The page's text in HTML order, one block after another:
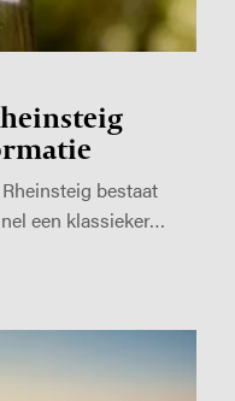
bestaat
een klassieker…